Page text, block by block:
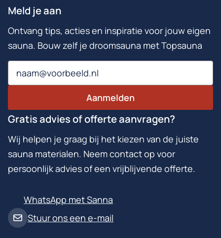
Meld je aan
Ontvang tips, acties en inspiratie voor jouw eigen
sauna. Bouw zelf je droomsauna met Topsauna
Email
Aanmelden
Gratis advies of offerte aanvragen?
Wij helpen je graag bij het kiezen van de juiste
sauna materialen. Neem contact op voor
persoonlijk advies of een vrijblijvende offerte.
Stuur ons een e-mail
WhatsApp met Sanna